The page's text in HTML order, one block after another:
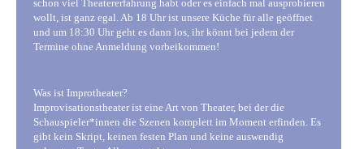
schon viel Theatererfahrung habt oder es einfach mal ausprobieren
wollt, ist ganz egal. Ab 18 Uhr ist unsere Küche für alle geöffnet
und um 18:30 Uhr geht es dann los, ihr könnt bei jedem der
Termine ohne Anmeldung vorbeikommen!
Was ist Improtheater?
Improvisationstheater ist eine Art von Theater, bei der die
Schauspieler*innen die Szenen komplett im Moment erfinden. Es
gibt kein Skript, keinen festen Plan und keine auswendig